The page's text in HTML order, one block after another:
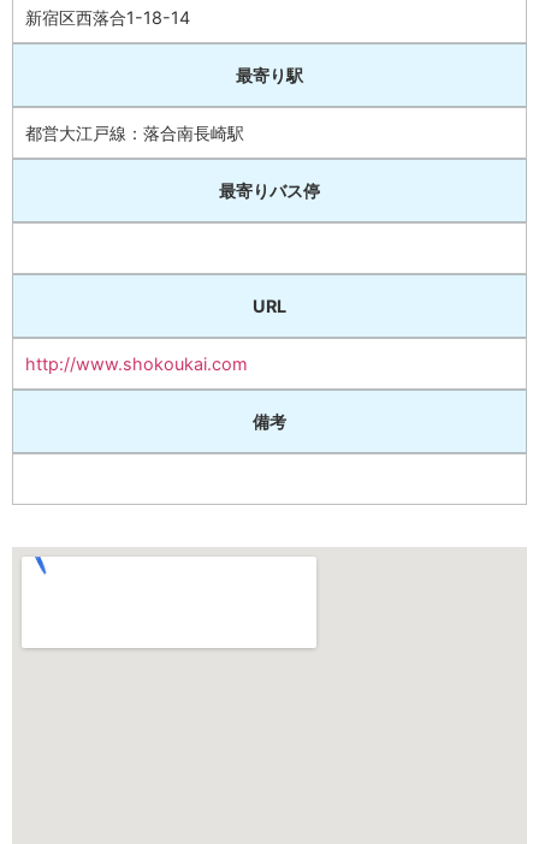
新宿区西落合1-18-14
最寄り駅
都営大江戸線：落合南長崎駅
最寄りバス停
URL
http://www.shokoukai.com
備考